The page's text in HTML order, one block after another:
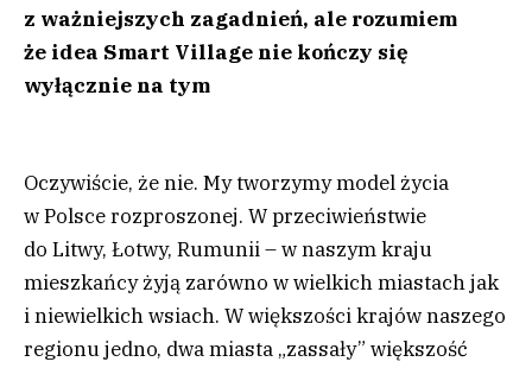
z ważniejszych zagadnień, ale rozumiem
że idea Smart Village nie kończy się
wyłącznie na tym
Oczywiście, że nie. My tworzymy model życia
w Polsce rozproszonej. W przeciwieństwie
do Litwy, Łotwy, Rumunii – w naszym kraju
mieszkańcy żyją zarówno w wielkich miastach jak
i niewielkich wsiach. W większości krajów naszego
regionu jedno, dwa miasta „zassały” większość